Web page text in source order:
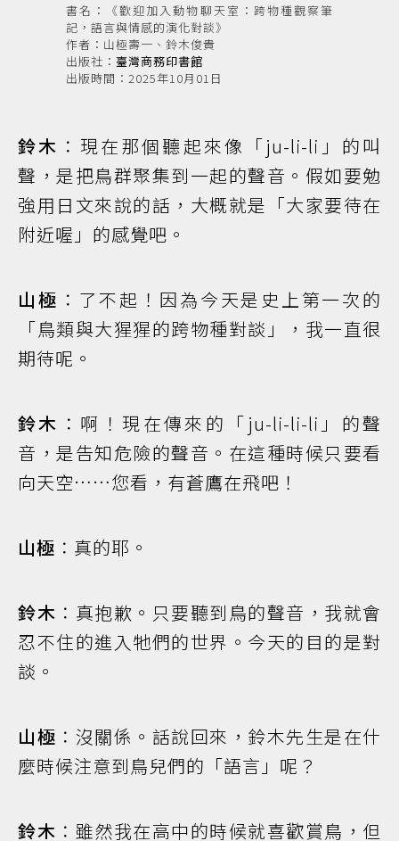
書名：《歡迎加入動物聊天室：跨物種觀察筆
記，語言與情感的演化對談》
作者：山極壽一、鈴木俊貴
出版社： 臺灣商務印書館
出版時間：2025年10月01日
鈴木 ：現在那個聽起來像「ju-li-li」的叫
聲，是把鳥群聚集到一起的聲音。假如要勉
強用日文來說的話，大概就是「大家要待在
附近喔」的感覺吧。
山極 ：了不起！因為今天是史上第一次的
「鳥類與大猩猩的跨物種對談」，我一直很
期待呢。
鈴木 ：啊！現在傳來的「ju-li-li-li」的聲
音，是告知危險的聲音。在這種時候只要看
向天空……您看，有蒼鷹在飛吧！
山極 ：真的耶。
鈴木 ：真抱歉。只要聽到鳥的聲音，我就會
忍不住的進入牠們的世界。今天的目的是對
談。
山極 ：沒關係。話說回來，鈴木先生是在什
麼時候注意到鳥兒們的「語言」呢？
鈴木 ：雖然我在高中的時候就喜歡賞鳥，但